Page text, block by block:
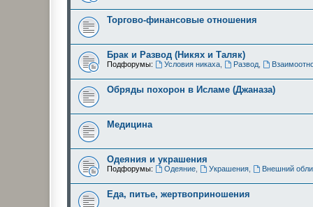
Торгово-финансовые отношения
Брак и Развод (Никях и Таляк)
Подфорумы: Условия никаха, Развод,
Обряды похорон в Исламе (Джаназа)
Медицина
Одеяния и украшения
Подфорумы: Одеяние, Украшения, Внешний
Еда, питье, жертвоприношения